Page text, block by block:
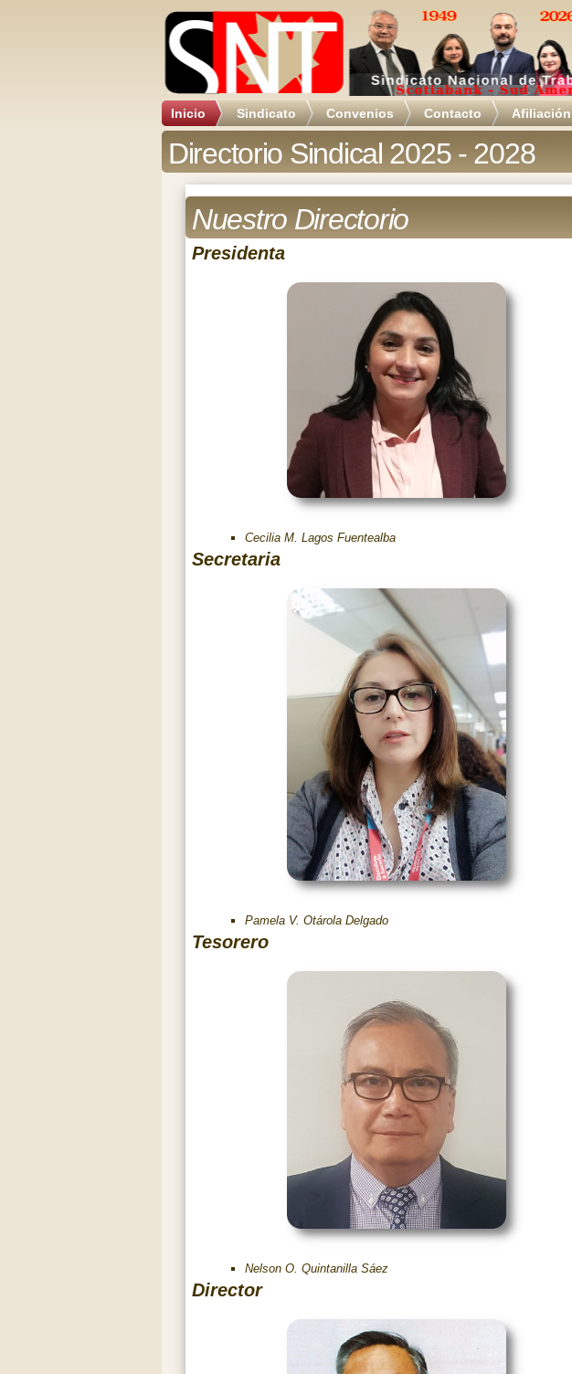
Inicio Sindicato Convenios Contacto Afiliación
Directorio Sindical 2025 - 2028
Nuestro Directorio
Presidenta
Cecilia M. Lagos Fuentealba
Secretaria
Pamela V. Otárola Delgado
Tesorero
Nelson O. Quintanilla Sáez
Director